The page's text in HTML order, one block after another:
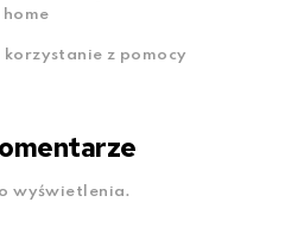
z pomocy
wyświetlenia.